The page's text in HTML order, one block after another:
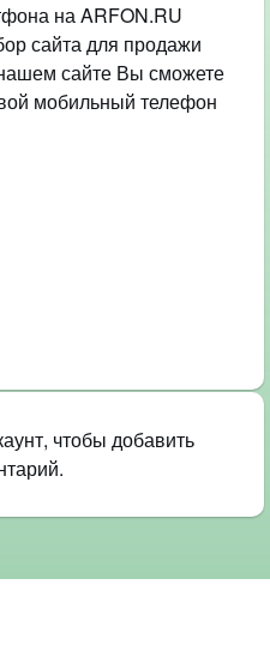
на ARFON.RU
сайта для продажи
сайте Вы сможете
мобильный телефон
чтобы добавить